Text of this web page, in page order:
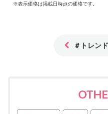
※表示価格は掲載日時点の価格です。
＃トレン